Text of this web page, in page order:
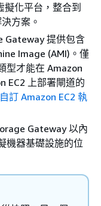
擬化平台，整合到
方案。
Gateway 提供包含
Image (AMI)。僅
型才能在 Amazon
EC2 上部署閘道的
訂 Amazon EC2 執
Gateway 以內
機器基礎設施的位